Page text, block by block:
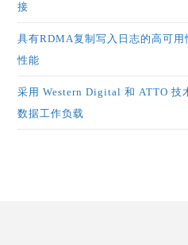
接
具有RDMA复制写入日志的高可
性能
采用 Western Digital 和 ATTO 技
数据工作负载